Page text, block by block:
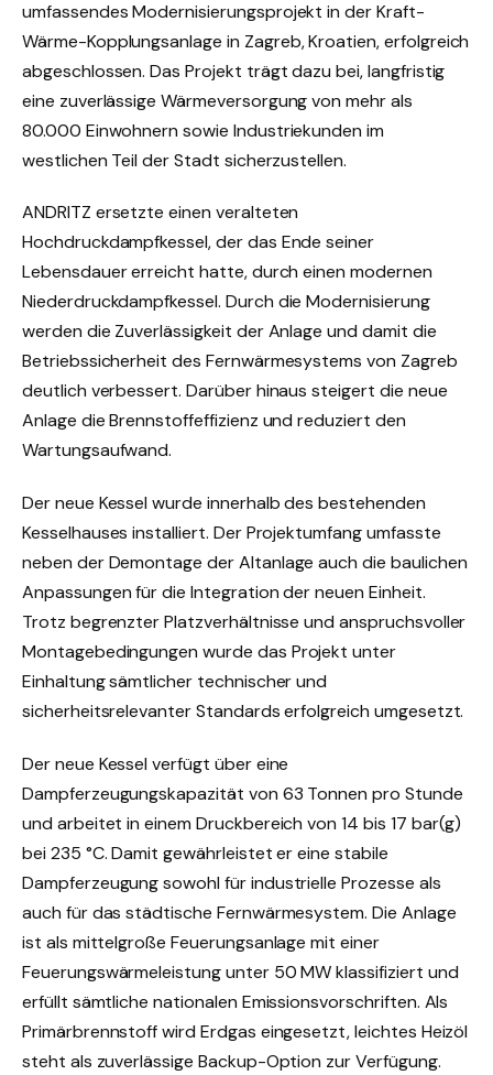
umfassendes Modernisierungsprojekt in der Kraft-
Wärme-Kopplungsanlage in Zagreb, Kroatien, erfolgreich
abgeschlossen. Das Projekt trägt dazu bei, langfristig
eine zuverlässige Wärmeversorgung von mehr als
80.000 Einwohnern sowie Industriekunden im
westlichen Teil der Stadt sicherzustellen.
ANDRITZ ersetzte einen veralteten
Hochdruckdampfkessel, der das Ende seiner
Lebensdauer erreicht hatte, durch einen modernen
Niederdruckdampfkessel. Durch die Modernisierung
werden die Zuverlässigkeit der Anlage und damit die
Betriebssicherheit des Fernwärmesystems von Zagreb
deutlich verbessert. Darüber hinaus steigert die neue
Anlage die Brennstoffeffizienz und reduziert den
Wartungsaufwand.
Der neue Kessel wurde innerhalb des bestehenden
Kesselhauses installiert. Der Projektumfang umfasste
neben der Demontage der Altanlage auch die baulichen
Anpassungen für die Integration der neuen Einheit.
Trotz begrenzter Platzverhältnisse und anspruchsvoller
Montagebedingungen wurde das Projekt unter
Einhaltung sämtlicher technischer und
sicherheitsrelevanter Standards erfolgreich umgesetzt.
Der neue Kessel verfügt über eine
Dampferzeugungskapazität von 63 Tonnen pro Stunde
und arbeitet in einem Druckbereich von 14 bis 17 bar(g)
bei 235 °C. Damit gewährleistet er eine stabile
Dampferzeugung sowohl für industrielle Prozesse als
auch für das städtische Fernwärmesystem. Die Anlage
ist als mittelgroße Feuerungsanlage mit einer
Feuerungswärmeleistung unter 50 MW klassifiziert und
erfüllt sämtliche nationalen Emissionsvorschriften. Als
Primärbrennstoff wird Erdgas eingesetzt, leichtes Heizöl
steht als zuverlässige Backup-Option zur Verfügung.